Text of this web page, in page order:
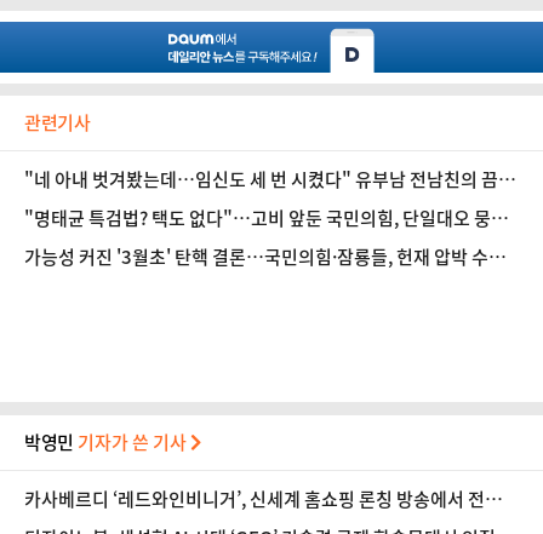
관련기사
"네 아내 벗겨봤는데…임신도 세 번 시켰다" 유부남 전남친의 끔찍
한 스토킹
"명태균 특검법? 택도 없다"…고비 앞둔 국민의힘, 단일대오 뭉친
다
가능성 커진 '3월초' 탄핵 결론…국민의힘·잠룡들, 헌재 압박 수위
박영민 기자가 쓴 기사
카사베르디 ‘레드와인비니거’, 신세계 홈쇼핑 론칭 방송에서 전량
매진